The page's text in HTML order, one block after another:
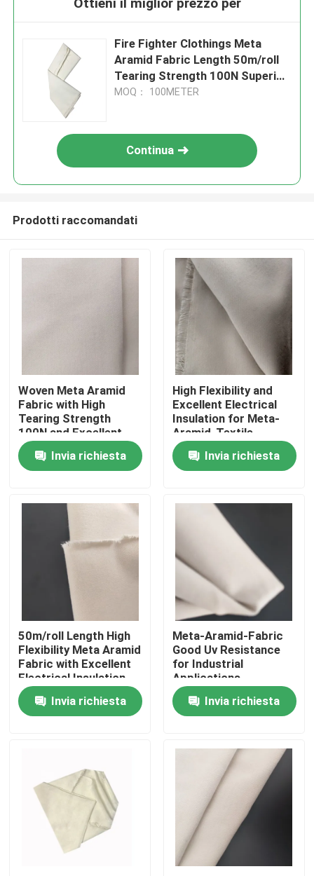
Casa
Prodotti
Circa noi
Giro della fabbrica
Controllo di qualità
Richieda una citazione
Tessuto di Aramid del Meta
Ottieni il miglior prezzo per
Fire Fighter Clothings Meta
Aramid Fabric Length 50m/roll
Tearing Strength 100N Superior
Protection and Performance
MOQ： 100METER
Continua
Prodotti raccomandati
Woven Meta Aramid
Fabric with High
Tearing Strength
100N and Excellent
Electrical Insulation
Invia richiesta
High Flexibility and
Excellent Electrical
Insulation for Meta-
Aramid-Textile
Invia richiesta
50m/roll Length High
Flexibility Meta Aramid
Fabric with Excellent
Electrical Insulation
Invia richiesta
Meta-Aramid-Fabric
Good Uv Resistance
for Industrial
Applications
Invia richiesta